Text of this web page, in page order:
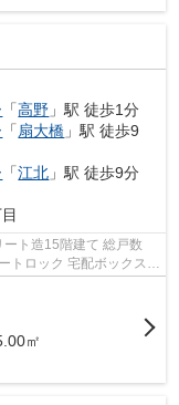
「高野 」駅 徒歩1分
「 扇大橋 」駅 徒歩9
「江北 」駅 徒歩9分
㎡